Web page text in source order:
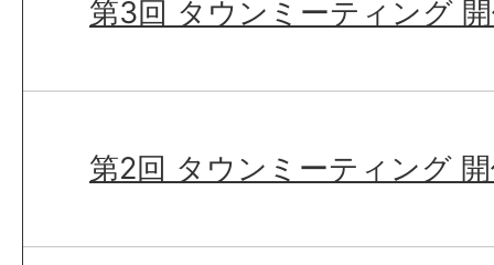
第3回 タウンミーティング
第2回 タウンミーティング